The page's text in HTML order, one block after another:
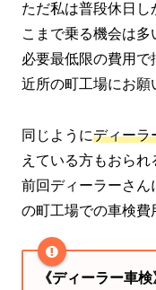
ただ私は普段休日
こまで乗る機会は
必要最低限の費用
近所の町工場にお願
同じようにディーラ
えている方もおられ
前回ディーラーさん
の町工場での車検費
《ディーラー車検